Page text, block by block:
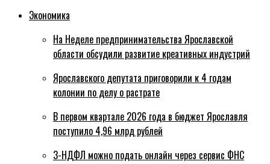
Экономика
На Неделе предпринимательства Ярославской
области обсудили развитие креативных индустрий
Ярославского депутата приговорили к 4 годам
колонии по делу о растрате
В первом квартале 2026 года в бюджет Ярославля
поступило 4,96 млрд рублей
3-НДФЛ можно подать онлайн через сервис ФНС